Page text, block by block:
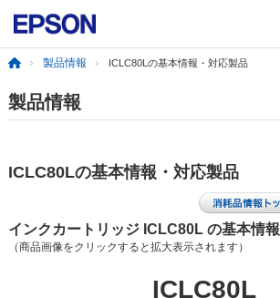
製品情報 ICLC80Lの基本情報・対応製品
製品情報
ICLC80Lの基本情報・対応製品
インクカートリッジ ICLC80L の基本情報
（商品画像をクリックすると拡大表示されます）
ICLC80L